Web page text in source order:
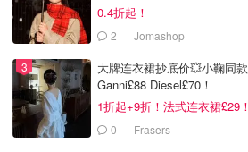
0.4折起！
2 Jomashop
大牌连衣裙抄底价💥小鞠同款
Ganni£88 Diesel£70！
1折起+9折！法式连衣裙£29！
0 Frasers